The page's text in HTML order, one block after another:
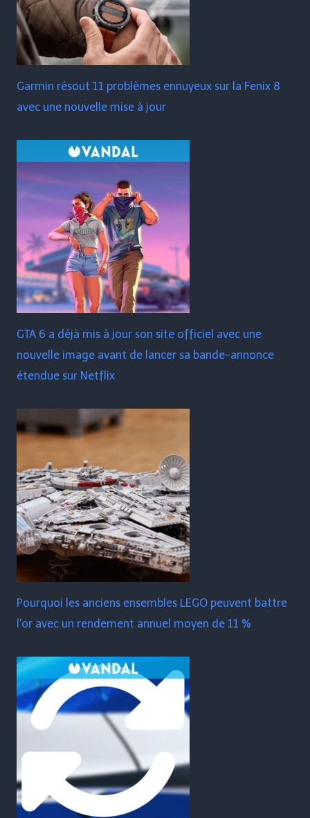
Garmin résout 11 problèmes ennuyeux sur la Fenix ​​​​8
avec une nouvelle mise à jour
GTA 6 a déjà mis à jour son site officiel avec une
nouvelle image avant de lancer sa bande-annonce
étendue sur Netflix
Pourquoi les anciens ensembles LEGO peuvent battre
l'or avec un rendement annuel moyen de 11 %